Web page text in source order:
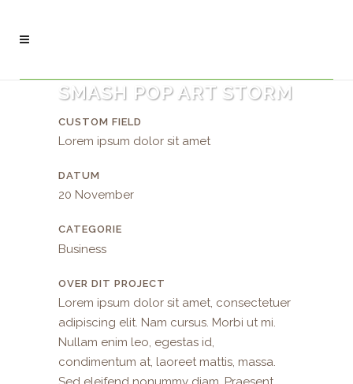
SMASH POP ART STORM
CUSTOM FIELD
Lorem ipsum dolor sit amet
DATUM
20 November
CATEGORIE
Business
OVER DIT PROJECT
Lorem ipsum dolor sit amet, consectetuer
adipiscing elit. Nam cursus. Morbi ut mi.
Nullam enim leo, egestas id,
condimentum at, laoreet mattis, massa.